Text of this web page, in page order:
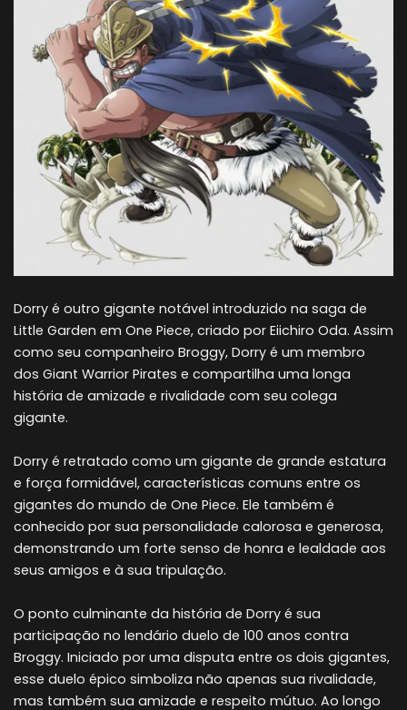
Dorry é outro gigante notável introduzido na saga de
Little Garden em One Piece, criado por Eiichiro Oda. Assim
como seu companheiro Broggy, Dorry é um membro
dos Giant Warrior Pirates e compartilha uma longa
história de amizade e rivalidade com seu colega
gigante.
Dorry é retratado como um gigante de grande estatura
e força formidável, características comuns entre os
gigantes do mundo de One Piece. Ele também é
conhecido por sua personalidade calorosa e generosa,
demonstrando um forte senso de honra e lealdade aos
seus amigos e à sua tripulação.
O ponto culminante da história de Dorry é sua
participação no lendário duelo de 100 anos contra
Broggy. Iniciado por uma disputa entre os dois gigantes,
esse duelo épico simboliza não apenas sua rivalidade,
mas também sua amizade e respeito mútuo. Ao longo